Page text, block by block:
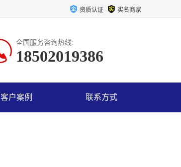
资质认证 实名商家
全国服务咨询热线:
18502019386
客户案例 联系方式